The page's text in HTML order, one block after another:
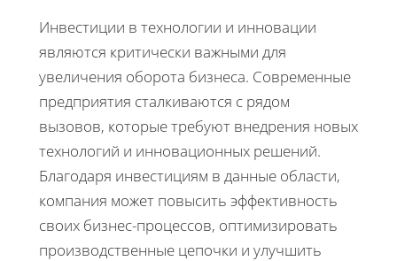
Инвестиции в технологии и инновации
являются критически важными для
увеличения оборота бизнеса. Современные
предприятия сталкиваются с рядом
вызовов, которые требуют внедрения новых
технологий и инновационных решений.
Благодаря инвестициям в данные области,
компания может повысить эффективность
своих бизнес-процессов, оптимизировать
производственные цепочки и улучшить